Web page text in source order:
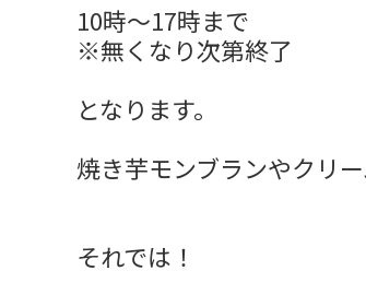
10時～17時まで
※無くなり次第終了
となります。
焼き芋モンブランやクリ
それでは！